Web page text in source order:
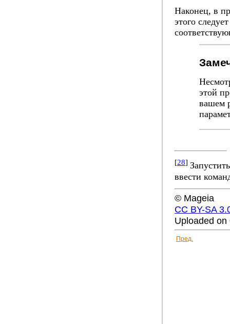
Наконец, в
этого
этой
вашем
[28]
ввести
© Mageia
CC BY-SA
Uploaded
Пред.